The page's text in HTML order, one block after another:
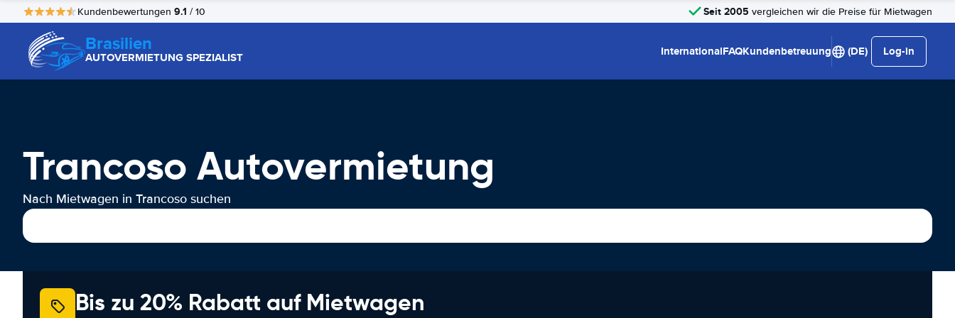
Kundenbewertungen 9.1 / 10 Seit 2005 vergleichen wir die Preise für Mietwagen
Brasilien
AUTOVERMIETUNG SPEZIALIST InternationalFAQKundenbetreuung (DE) Log-in
Trancoso Autovermietung
Nach Mietwagen in Trancoso suchen
Bis zu 20% Rabatt auf Mietwagen